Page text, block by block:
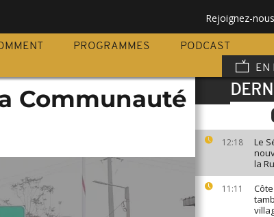
Rejoignez-nous
PROGRAMMES
PODCAST
EN
12:18
Le
la
11:11
Communauté